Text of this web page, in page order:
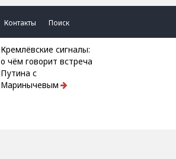
Контакты Поиск
Кремлёвские сигналы:
о чём говорит встреча
Путина с
Маринычевым